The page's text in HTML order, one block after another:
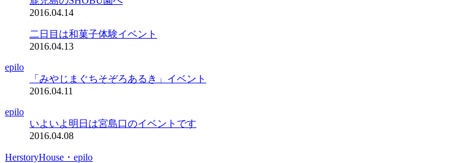
2016.04.14
二日目は和菓子体験イベント
2016.04.13
epilo
「みやじまぐちそぞろあるき」イベント
2016.04.11
epilo
いよいよ明日は宮島口のイベントです
2016.04.08
HerstoryHouse・epilo